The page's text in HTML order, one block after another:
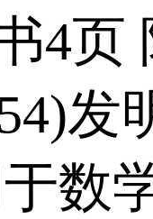
4页
发
数